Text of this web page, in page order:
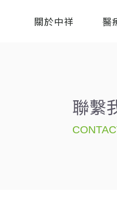
關於中祥 醫
聯繫